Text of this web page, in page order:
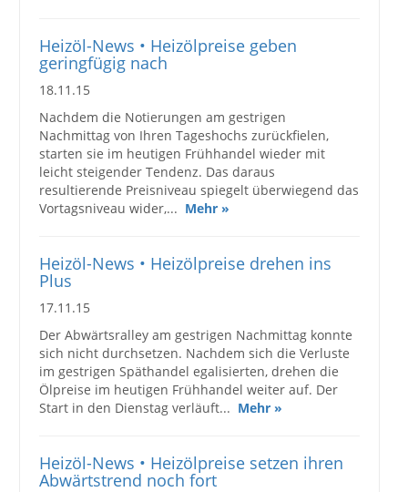
Heizöl-News • Heizölpreise geben
geringfügig nach
18.11.15
Nachdem die Notierungen am gestrigen
Nachmittag von Ihren Tageshochs zurückfielen,
starten sie im heutigen Frühhandel wieder mit
leicht steigender Tendenz. Das daraus
resultierende Preisniveau spiegelt überwiegend das
Vortagsniveau wider,... Mehr »
Heizöl-News • Heizölpreise drehen ins
Plus
17.11.15
Der Abwärtsralley am gestrigen Nachmittag konnte
sich nicht durchsetzen. Nachdem sich die Verluste
im gestrigen Späthandel egalisierten, drehen die
Ölpreise im heutigen Frühhandel weiter auf. Der
Start in den Dienstag verläuft... Mehr »
Heizöl-News • Heizölpreise setzen ihren
Abwärtstrend noch fort